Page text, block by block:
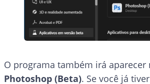
O programa também irá
Photoshop (Beta). Se você já